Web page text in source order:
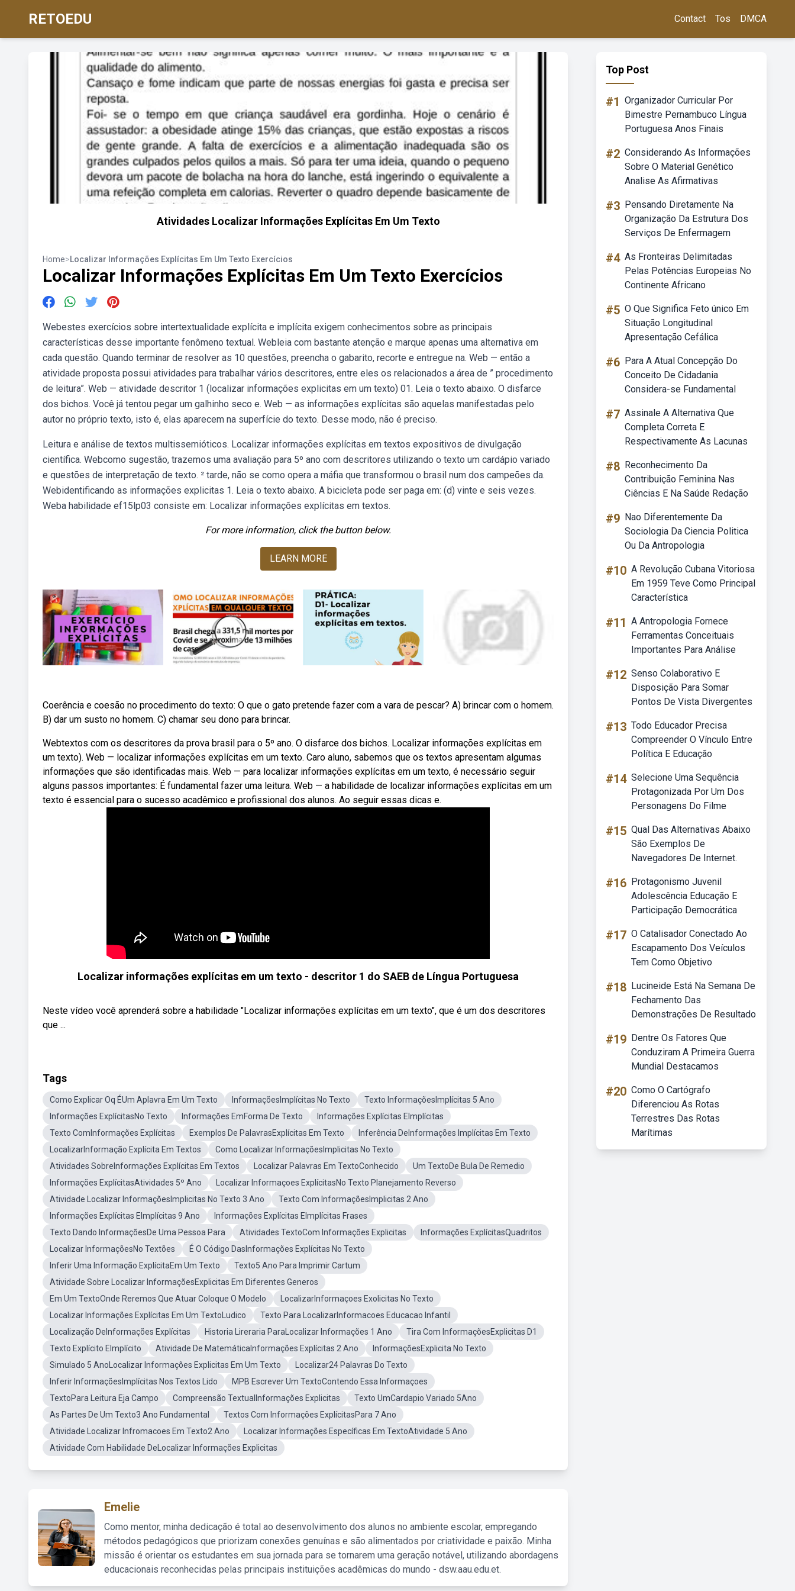
RETOEDU Contact Tos DMCA
Atividades Localizar Informações Explícitas Em Um Texto
Home>Localizar Informações Explícitas Em Um Texto Exercícios
Localizar Informações Explícitas Em Um Texto Exercícios
Webestes exercícios sobre intertextualidade explícita e implícita exigem conhecimentos sobre as principais
características desse importante fenômeno textual. Webleia com bastante atenção e marque apenas uma alternativa em
cada questão. Quando terminar de resolver as 10 questões, preencha o gabarito, recorte e entregue na. Web — então a
atividade proposta possui atividades para trabalhar vários descritores, entre eles os relacionados a área de ” procedimento
de leitura”. Web — atividade descritor 1 (localizar informações explicitas em um texto) 01. Leia o texto abaixo. O disfarce
dos bichos. Você já tentou pegar um galhinho seco e. Web — as informações explícitas são aquelas manifestadas pelo
autor no próprio texto, isto é, elas aparecem na superfície do texto. Desse modo, não é preciso.
Leitura e análise de textos multissemióticos. Localizar informações explícitas em textos expositivos de divulgação
científica. Webcomo sugestão, trazemos uma avaliação para 5º ano com descritores utilizando o texto um cardápio variado
e questões de interpretação de texto. ² tarde, não se como opera a máfia que transformou o brasil num dos campeões da.
Webidentificando as informações explicitas 1. Leia o texto abaixo. A bicicleta pode ser paga em: (d) vinte e seis vezes.
Weba habilidade ef15lp03 consiste em: Localizar informações explícitas em textos.
For more information, click the button below.
LEARN MORE
Coerência e coesão no procedimento do texto: O que o gato pretende fazer com a vara de pescar? A) brincar com o homem.
B) dar um susto no homem. C) chamar seu dono para brincar.
Webtextos com os descritores da prova brasil para o 5º ano. O disfarce dos bichos. Localizar informações explícitas em
um texto). Web — localizar informações explícitas em um texto. Caro aluno, sabemos que os textos apresentam algumas
informações que são identificadas mais. Web — para localizar informações explícitas em um texto, é necessário seguir
alguns passos importantes: É fundamental fazer uma leitura. Web — a habilidade de localizar informações explícitas em um
texto é essencial para o sucesso acadêmico e profissional dos alunos. Ao seguir essas dicas e.
Localizar informações explícitas em um texto - descritor 1 do SAEB de Língua Portuguesa
Neste vídeo você aprenderá sobre a habilidade "Localizar informações explícitas em um texto", que é um dos descritores
que ...
Tags
Como Explicar Oq ÉUm Aplavra Em Um Texto InformaçõesImplícitas No Texto
Texto InformaçõesImplícitas 5 Ano
Informações ExplícitasNo Texto
Informações EmForma De Texto
Informações Explícitas EImplícitas
Texto ComInformações Explícitas
Exemplos De PalavrasExplícitas Em Texto
Inferência DeInformações Implícitas Em Texto
LocalizarInformação Explícita Em Textos
Como Localizar InformaçõesImplicitas No Texto
Atividades SobreInformações Explícitas Em Textos
Localizar Palavras Em TextoConhecido
Um TextoDe Bula De Remedio
Informações ExplícitasAtividades 5º Ano
Localizar Informaçoes ExplícitasNo Texto Planejamento Reverso
Atividade Localizar InformaçõesImplicitas No Texto 3 Ano
Texto Com InformaçõesImplicitas 2 Ano
Informações Explícitas EImplícitas 9 Ano
Informações Explícitas EImplícitas Frases
Texto Dando InformaçõesDe Uma Pessoa Para
Atividades TextoCom Informações Explicitas
Informações ExplícitasQuadritos
Localizar InformaçõesNo Textões
É O Código DasInformações Explícitas No Texto
Inferir Uma Informação ExplícitaEm Um Texto
Texto5 Ano Para Imprimir Cartum
Atividade Sobre Localizar InformaçõesExplicitas Em Diferentes Generos
Em Um TextoOnde Reremos Que Atuar Coloque O Modelo
LocalizarInformaçoes Exolicitas No Texto
Localizar Informações Explícitas Em Um TextoLudico
Texto Para LocalizarInformacoes Educacao Infantil
Localização DeInformações Explícitas
Historia Lireraria ParaLocalizar Informações 1 Ano
Tira Com InformaçõesExplicitas D1
Texto Explícito EImplícito
Atividade De MatemáticaInformações Explícitas 2 Ano
InformaçõesExplicita No Texto
Simulado 5 AnoLocalizar Informações Explicitas Em Um Texto
Localizar24 Palavras Do Texto
Inferir InformaçõesImplícitas Nos Textos Lido
MPB Escrever Um TextoContendo Essa Informaçoes
TextoPara Leitura Eja Campo
Compreensão TextualInformações Explicitas
Texto UmCardapio Variado 5Ano
As Partes De Um Texto3 Ano Fundamental
Textos Com Informações ExplícitasPara 7 Ano
Atividade Localizar Infromacoes Em Texto2 Ano
Localizar Informações Específicas Em TextoAtividade 5 Ano
Atividade Com Habilidade DeLocalizar Informações Explicitas
Emelie
Como mentor, minha dedicação é total ao desenvolvimento dos alunos no ambiente escolar, empregando
métodos pedagógicos que priorizam conexões genuínas e são alimentados por criatividade e paixão. Minha
missão é orientar os estudantes em sua jornada para se tornarem uma geração notável, utilizando abordagens
educacionais reconhecidas pelas principais instituições acadêmicas do mundo - dsw.aau.edu.et.
Top Post
#1 Organizador Curricular Por
Bimestre Pernambuco Língua
Portuguesa Anos Finais
#2 Considerando As Informações
Sobre O Material Genético
Analise As Afirmativas
#3 Pensando Diretamente Na
Organização Da Estrutura Dos
Serviços De Enfermagem
#4 As Fronteiras Delimitadas
Pelas Potências Europeias No
Continente Africano
#5 O Que Significa Feto único Em
Situação Longitudinal
Apresentação Cefálica
#6 Para A Atual Concepção Do
Conceito De Cidadania
Considera-se Fundamental
#7 Assinale A Alternativa Que
Completa Correta E
Respectivamente As Lacunas
#8 Reconhecimento Da
Contribuição Feminina Nas
Ciências E Na Saúde Redação
#9 Nao Diferentemente Da
Sociologia Da Ciencia Politica
Ou Da Antropologia
#10 A Revolução Cubana Vitoriosa
Em 1959 Teve Como Principal
Característica
#11 A Antropologia Fornece
Ferramentas Conceituais
Importantes Para Análise
#12 Senso Colaborativo E
Disposição Para Somar
Pontos De Vista Divergentes
#13 Todo Educador Precisa
Compreender O Vínculo Entre
Política E Educação
#14 Selecione Uma Sequência
Protagonizada Por Um Dos
Personagens Do Filme
#15 Qual Das Alternativas Abaixo
São Exemplos De
Navegadores De Internet.
#16 Protagonismo Juvenil
Adolescência Educação E
Participação Democrática
#17 O Catalisador Conectado Ao
Escapamento Dos Veículos
Tem Como Objetivo
#18 Lucineide Está Na Semana De
Fechamento Das
Demonstrações De Resultado
#19 Dentre Os Fatores Que
Conduziram A Primeira Guerra
Mundial Destacamos
#20 Como O Cartógrafo
Diferenciou As Rotas
Terrestres Das Rotas
Marítimas